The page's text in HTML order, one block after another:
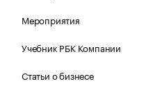
Мероприятия
Учебник РБК Компании
Статьи о бизнесе